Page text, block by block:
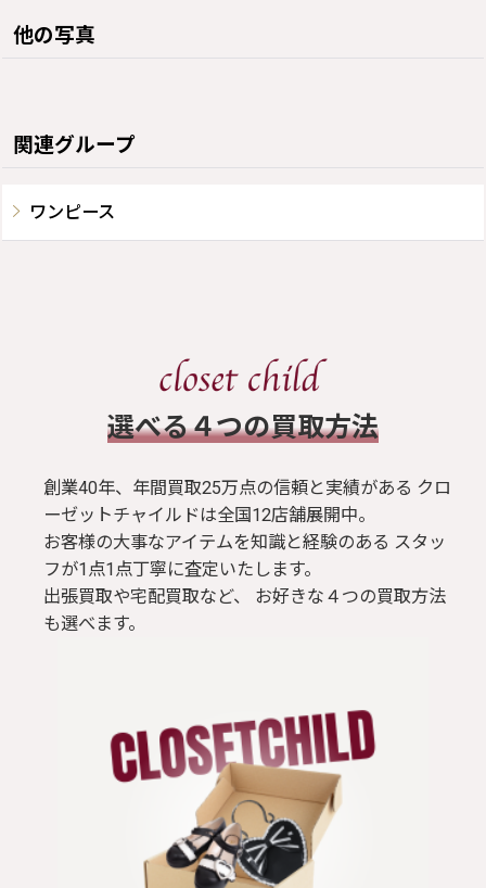
他の写真
関連グループ
ワンピース
​選べる４つの買取方法
創業40年、年間買取25万点の信頼と実績がある クロ
ーゼットチャイルドは全国12店舗展開中。
お客様の大事なアイテムを知識と経験のある スタッ
フが1点1点丁寧に査定いたします。
出張買取や宅配買取など、 お好きな４つの買取方法
も選べます。